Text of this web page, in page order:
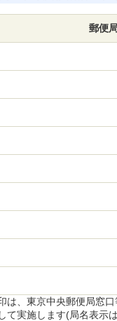
郵便
は、東京中央郵便局窓
て実施します(局名表示